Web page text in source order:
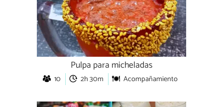
Pulpa para micheladas
10 2h 30m Acompañamiento